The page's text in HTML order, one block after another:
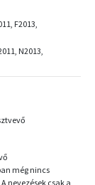
F2013,
N2013,
még nincs
nevezések csak a